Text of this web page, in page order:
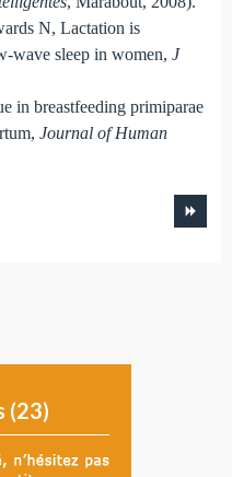
N, Lactation is
wave sleep in women, J
in breastfeeding primiparae
Journal of Human
(23)